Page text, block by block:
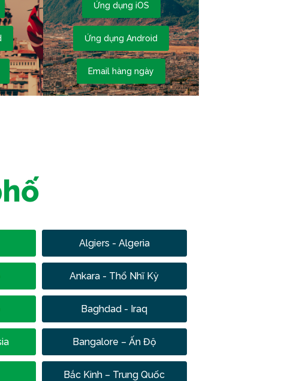
Ứng dụng iOS
Ứng dụng Android
Email hàng ngày
Algiers - Algeria
Ankara - Thổ Nhĩ Kỳ
Baghdad - Iraq
Bangalore – Ấn Độ
Bắc Kinh – Trung Quốc